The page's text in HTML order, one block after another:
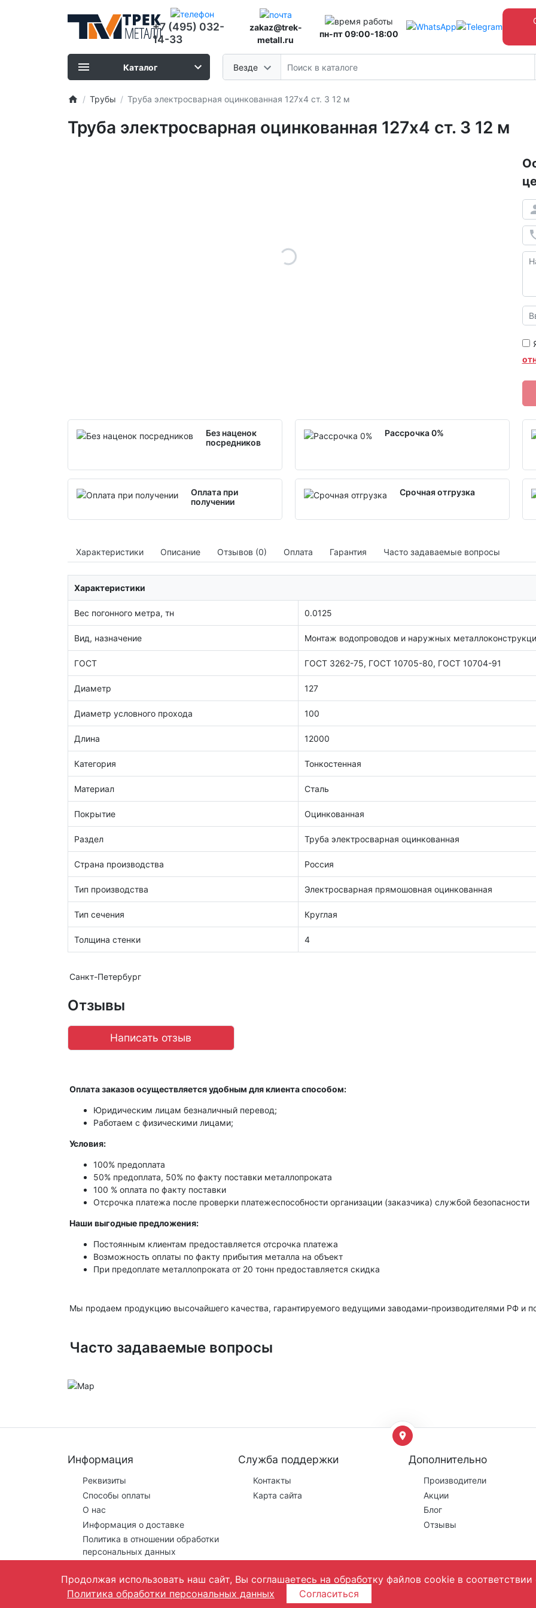
+7 (495) 032-
14-33
zakaz@trek-
metall.ru
пн-пт 09:00-18:00
Везде
Каталог
Трубы Труба электросварная оцинкованная 127х4 ст. 3 12 м
Труба электросварная оцинкованная 127х4 ст. 3 12 м
Без наценок
посредников
Рассрочка 0%
Оплата при
получении
Срочная отгрузка
Характеристики Описание Отзывов (0) Оплата Гарантия Часто задаваемые вопросы
Характеристики
Вес погонного метра, тн 0.0125
Вид, назначение Монтаж водопроводов и наружных
ГОСТ ГОСТ 3262-75, ГОСТ 10705-80, ГОСТ 10704-91
Диаметр 127
Диаметр условного прохода 100
Длина 12000
Категория Тонкостенная
Материал Сталь
Покрытие Оцинкованная
Раздел Труба электросварная оцинкованная
Страна производства Россия
Тип производства Электросварная прямошовная оцинкованная
Тип сечения Круглая
Толщина стенки 4
Санкт-Петербург
Отзывы
Написать отзыв
Оплата заказов осуществляется удобным для клиента способом:
Юридическим лицам безналичный перевод;
Работаем с физическими лицами;
Условия:
100% предоплата
50% предоплата, 50% по факту поставки металлопроката
100 % оплата по факту поставки
Отсрочка платежа после проверки платежеспособности организации (заказчика) службой безопасности
Наши выгодные предложения:
Постоянным клиентам предоставляется отсрочка платежа
Возможность оплаты по факту прибытия металла на объект
При предоплате металлопроката от 20 тонн предоставляется скидка
Мы продаем продукцию высочайшего качества, гарантируемого ведущими заводами-производителями РФ и
Часто задаваемые вопросы
Информация
Реквизиты
Способы оплаты
О нас
Информация о доставке
Политика в отношении обработки
персональных данных
Служба поддержки
Контакты
Карта сайта
Дополнительно
Производители
Акции
Блог
Отзывы
Предложения на сайте не являются публичной офертой! Цены могут поменяться, они уточняются менеджером
Продолжая использовать наш сайт, Вы соглашаетесь на обработку файлов cookie в соответствии
Политика обработки персональных данных
Согласиться